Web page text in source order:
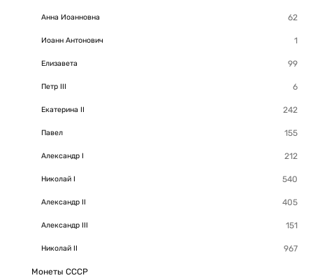
Анна Иоанновна
Иоанн Антонович
Елизавета
Петр III
Екатерина II
Павел
Александр I
Николай I
Александр II
Александр III
Николай II
Монеты СССР